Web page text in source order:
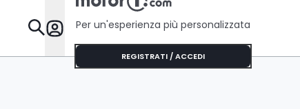
Da Sapere
Per un'esperienza più personalizzata
REGISTRATI / ACCEDI